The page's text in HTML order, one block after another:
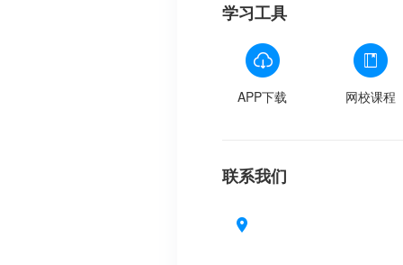
学习工具
APP下载 网校课程
联系我们